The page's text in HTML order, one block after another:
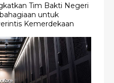
Tim Bakti Negeri
untuk
Kemerdekaan